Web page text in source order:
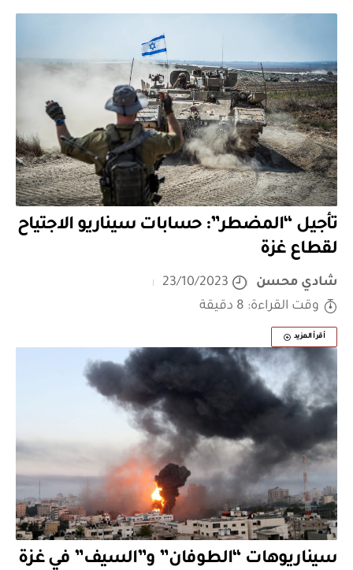
تأجيل “المضطر”: حسابات سيناريو الاجتياح
لقطاع غزة
شادي محسن
23/10/2023
وقت القراءة: 8 دقيقة
أقرأ المزيد
سيناريوهات “الطوفان” و”السيف” في غزة